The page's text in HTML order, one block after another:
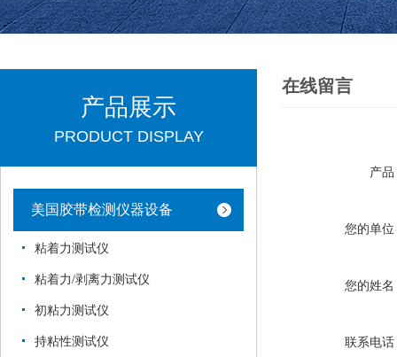
产品展示
PRODUCT DISPLAY
美国胶带检测仪器设备
粘着力测试仪
粘着力/剥离力测试仪
初粘力测试仪
持粘性测试仪
在线留言
产品
您的单位
您的姓名
联系电话